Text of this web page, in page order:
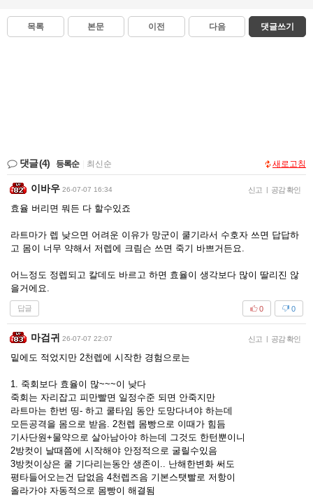
목록 본문 이전 다음 댓글쓰기
댓글(4) 등록순 최신순 새로고침
이바우 26-07-07 16:34 신고 | 공감 확인
효율 버리면 뭐든 다 할수있죠
라트마가 렙 낮으면 어려운 이유가 망군이 쿨기라서 수호자 쓰면 답답하
고 몸이 너무 약해서 저렙에 크림슨 쓰면 죽기 바쁘거든요.
어느정도 정렙되고 칼데도 바르고 하면 효율이 생각보다 많이 딸리진 않
을거에요.
답글 0
0
마검귀 26-07-07 22:07 신고 | 공감 확인
밑에도 적었지만 2천렙에 시작한 경험으로는
1. 죽회보다 효율이 많~~~이 낮다
죽회는 자리잡고 피만빨면 일정수준 되면 안죽지만
라트마는 한번 띵- 하고 쿨타임 동안 도망다녀야 하는데
모든공격을 몸으로 받음. 2천렙 몸빵으로 이때가 힘듬
기사단원+물약으로 살아남아야 하는데 그것도 한턴뿐이니
2방컷이 날때쯤에 시작해야 안정적으로 굴릴수있음
3방컷이상은 쿨 기다리는동안 생존이.. 난해한변화 써도
평타들어오는건 답없음 4천렙즈음 기본스탯빨로 저항이
올라가야 자동적으로 몸빵이 해결됨